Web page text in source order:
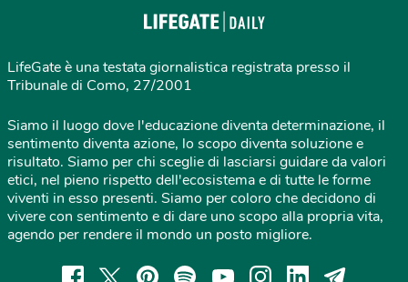
LifeGate è una testata giornalistica registrata presso il
Tribunale di Como, 27/2001
Siamo il luogo dove l'educazione diventa determinazione, il
sentimento diventa azione, lo scopo diventa soluzione e
risultato. Siamo per chi sceglie di lasciarsi guidare da valori
etici, nel pieno rispetto dell'ecosistema e di tutte le forme
viventi in esso presenti. Siamo per coloro che decidono di
vivere con sentimento e di dare uno scopo alla propria vita,
agendo per rendere il mondo un posto migliore.